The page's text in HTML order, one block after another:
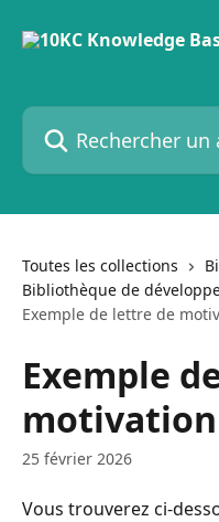
Rechercher un article...
Toutes les collections
Bibliothèque de
Exemple de lettre de
Exemple
motivation
25 février 2026
Vous trouverez ci-